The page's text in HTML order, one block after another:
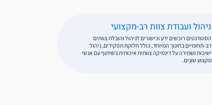
ניהול ועבודת צוות רב-מקצועי
הסטודנטים רוכשים ידע וכישורים לניהול והובלת צוותים
רב-תחומיים בחינוך המיוחד, כולל חלוקת תפקידים, ניהול
ישיבות ושמירה על דינמיקה צוותית איכותית בשיתוף עם אנשי
מקצוע שונים.